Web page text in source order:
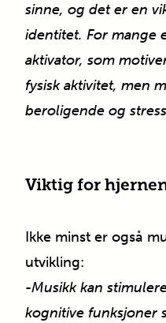
sinne, og det er en
identitet. For mange
aktivator, som
fysisk aktivitet, men
beroligende og
Viktig for
Ikke minst er også
utvikling:
-Musikk kan
kognitive funksjoner